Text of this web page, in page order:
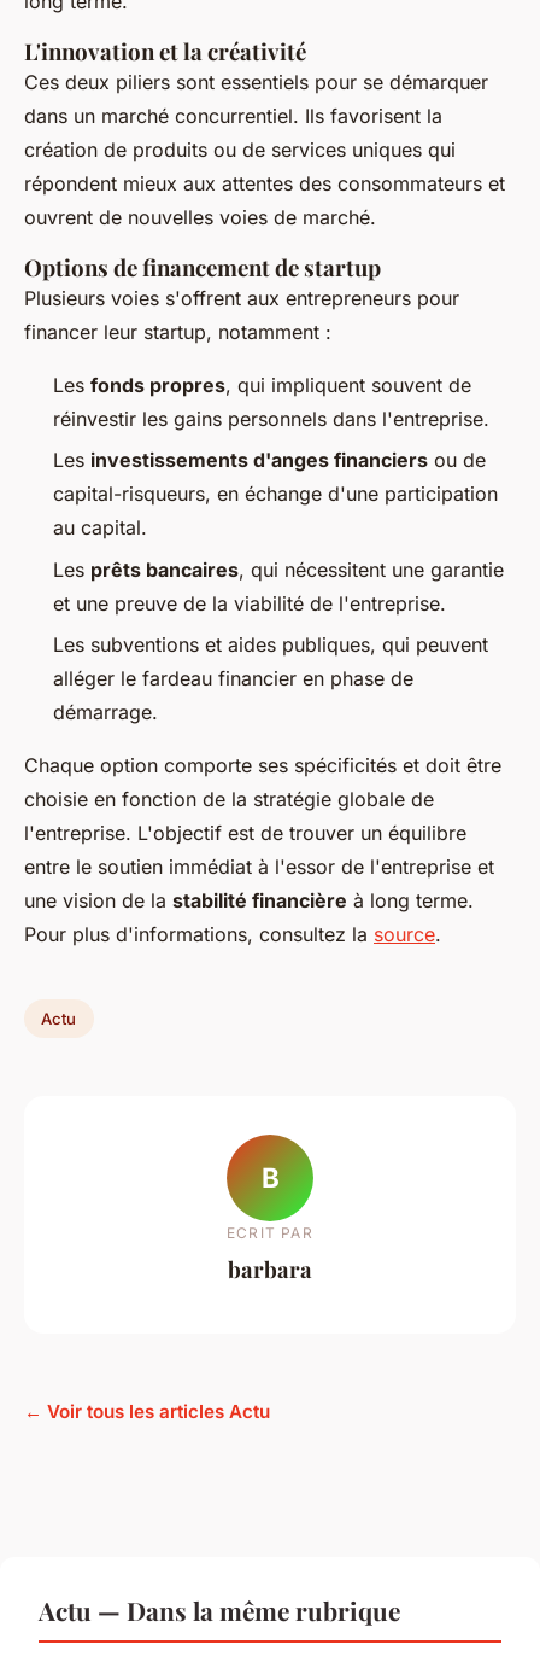
L'innovation et la créativité
Ces deux piliers sont essentiels pour se démarquer
dans un marché concurrentiel. Ils favorisent la
création de produits ou de services uniques qui
répondent mieux aux attentes des consommateurs et
ouvrent de nouvelles voies de marché.
Options de financement de startup
Plusieurs voies s'offrent aux entrepreneurs pour
financer leur startup, notamment :
Les fonds propres, qui impliquent souvent de
réinvestir les gains personnels dans l'entreprise.
Les investissements d'anges financiers ou de
capital-risqueurs, en échange d'une participation
au capital.
Les prêts bancaires, qui nécessitent une garantie
et une preuve de la viabilité de l'entreprise.
Les subventions et aides publiques, qui peuvent
alléger le fardeau financier en phase de
démarrage.
Chaque option comporte ses spécificités et doit être
choisie en fonction de la stratégie globale de
l'entreprise. L'objectif est de trouver un équilibre
entre le soutien immédiat à l'essor de l'entreprise et
une vision de la stabilité financière à long terme.
Pour plus d'informations, consultez la source.
Actu
B
ECRIT PAR
barbara
← Voir tous les articles Actu
Actu — Dans la même rubrique